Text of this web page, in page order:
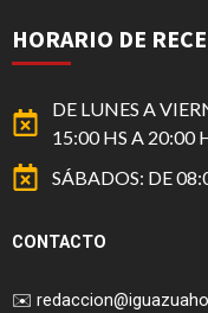
HORARIO DE
DE LUNES A
15:00 HS A 20:00
SÁBADOS: DE
CONTACTO
✉️